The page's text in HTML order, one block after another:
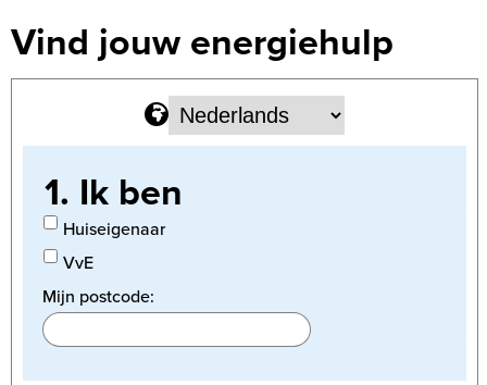
Vind jouw energiehulp
1. Ik ben
Huiseigenaar
VvE
Mijn postcode: